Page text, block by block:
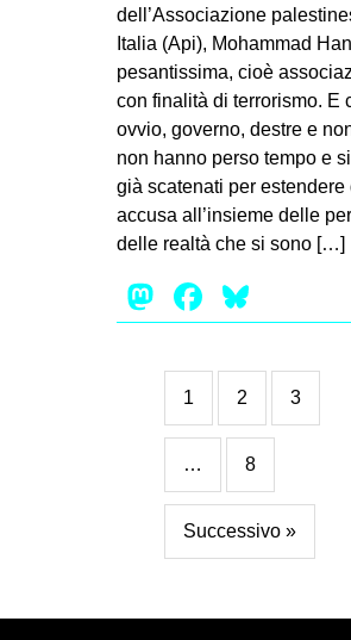
dell’Associazione
Italia (Api), Mohammad
pesantissima, cioè
con finalità di terrorismo. E
ovvio, governo, destre e
non hanno perso tempo e
già scatenati per estendere
accusa all’insieme delle
delle realtà che si sono […]
Mastodon
1 2 3
… 8
Successivo »